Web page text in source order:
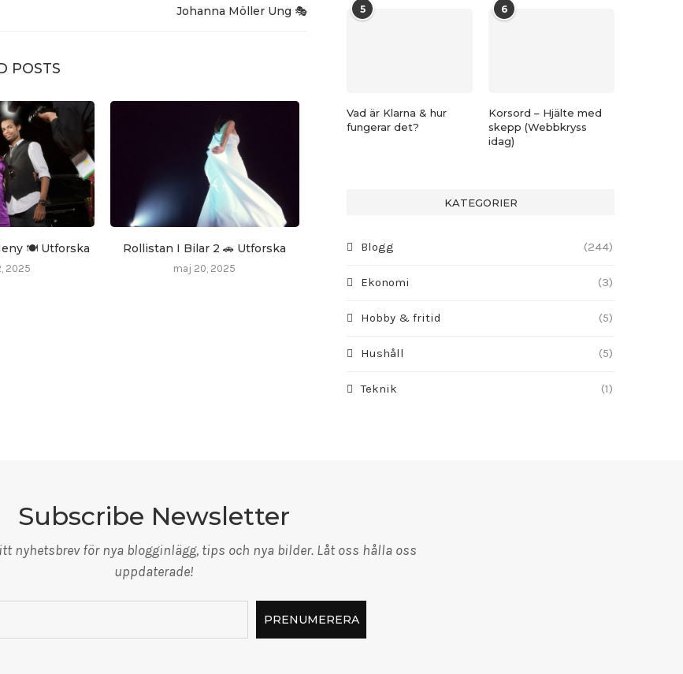
Johanna Möller Ung 🎭
POSTS
🍽️ Utforska
2025
Rollistan I Bilar 2 🚗 Utforska
maj 20, 2025
5
Vad är Klarna & hur
fungerar det?
6
Korsord – Hjälte med
skepp (Webbkryss
idag)
KATEGORIER
Blogg (244)
Ekonomi (3)
Hobby & fritid (5)
Hushåll (5)
Teknik (1)
Subscribe Newsletter
nyhetsbrev för nya blogginlägg, tips och nya bilder. Låt oss hålla oss
uppdaterade!